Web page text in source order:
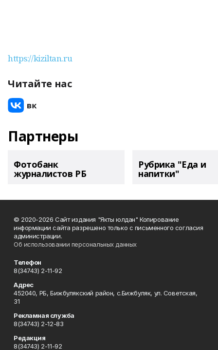
https://kiziltan.ru
Читайте нас
Партнеры
Фотобанк
журналистов РБ
Рубрика "Еда и
напитки"
© 2020-2026 Сайт издания "Якты юлдан" Копирование
информации сайта разрешено только с письменного согласия
администрации.
Об использовании персональных данных
Телефон
8(34743) 2-11-92
Адрес
452040, РБ, Бижбулякский район, с.Бижбуляк, ул. Советская,
31
Рекламная служба
8(34743) 2-12-83
Редакция
8(34743) 2-11-92